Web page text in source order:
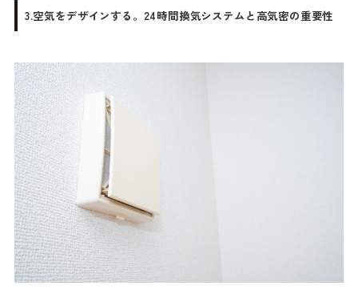
3.空気をデザインする。24時間換気システムと高気密の重要性